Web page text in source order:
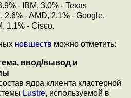
- IBM, 3.0% - Texas
2.6% - AMD, 2.1% - Google,
1.1% - Cisco.
новшеств можно отметить:
ввод/вывод и
ядра клиента кластерной
Lustre, используемой в